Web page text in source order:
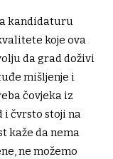
kandidaturu
koje ova
da grad doživi
mišljenje i
čovjeka iz
i čvrsto stoji na
kaže da nema
ne možemo